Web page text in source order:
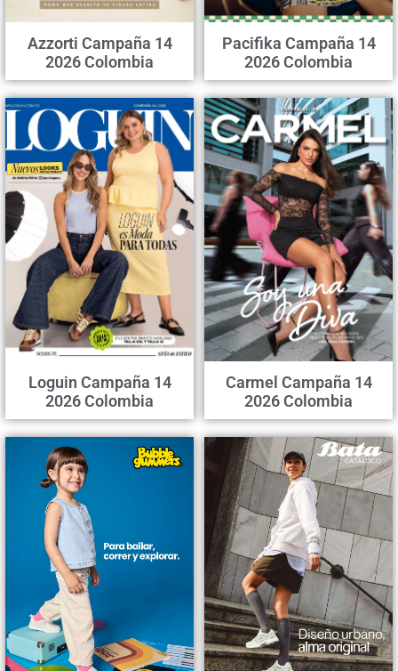
Azzorti Campaña 14
2026 Colombia
Pacifika Campaña 14
2026 Colombia
Loguin Campaña 14
2026 Colombia
Carmel Campaña 14
2026 Colombia